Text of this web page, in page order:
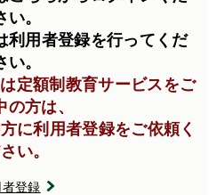
い。
利用者登録を行ってくだ
い。
定額制教育サービスをご
の方は、
に利用者登録をご依頼く
い。
登録